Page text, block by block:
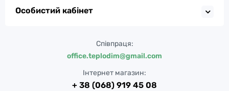
Особистий кабінет
Співпраця:
office.teplodim@gmail.com
Інтернет магазин:
+ 38 (068) 919 45 08